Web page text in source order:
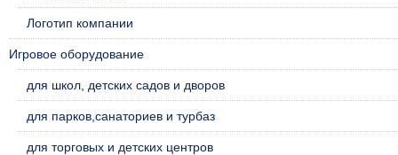
Логотип компании
Игровое оборудование
для школ, детских садов и дворов
для парков,санаториев и турбаз
для торговых и детских центров